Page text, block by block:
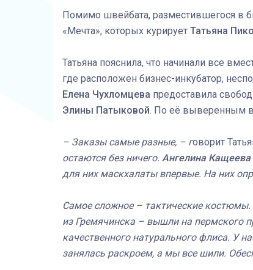
Помимо швейбата, разместившегося в
«Мечта», которых курирует Татьяна
Татьяна пояснила, что начинали все
где расположен бизнес-инкубатор,
Елена Чухломцева предоставила
Элины Патыковой. По её выверенным
– Заказы самые разные, – говорит
остаются без ничего. Ангелина Кащеева
для них маскхалаты впервые. На них
Самое сложное – тактические
из Гремячинска – вышли на пермского
качественного натурального флиса. У
занялась раскроем, а мы все шили.